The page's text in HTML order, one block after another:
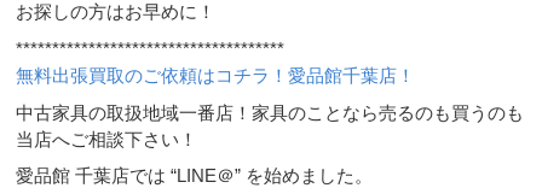
お探しの方はお早めに！
*************************************
無料出張買取のご依頼はコチラ！愛品館千葉店！
中古家具の取扱地域一番店！家具のことなら売るのも買うのも
当店へご相談下さい！
愛品館 千葉店では “LINE＠” を始めました。